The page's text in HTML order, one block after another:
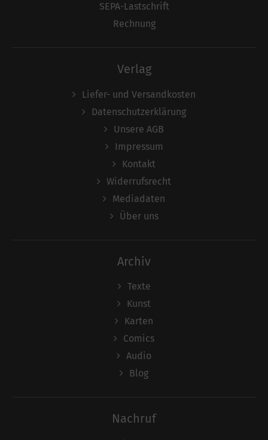
SEPA-Lastschrift
Rechnung
Verlag
Liefer- und Versandkosten
Datenschutzerklärung
Unsere AGB
Impressum
Kontakt
Widerrufsrecht
Mediadaten
Über uns
Archiv
Texte
Kunst
Karten
Comics
Audio
Blog
Nachruf